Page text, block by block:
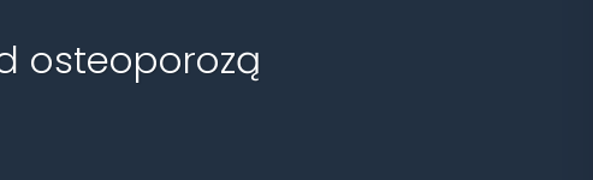
osteoporozą